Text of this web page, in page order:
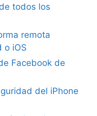
todos los
remota
o iOS
Facebook de
del iPhone